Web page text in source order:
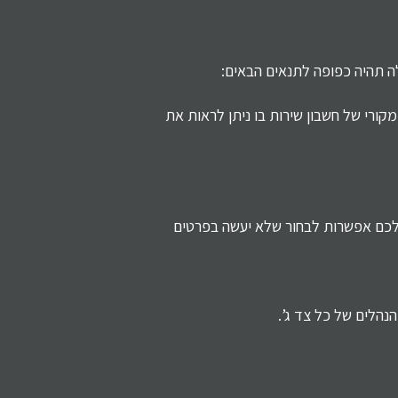
תהיה כפופה לתנאים הבאים:
של חשבון שירות בו ניתן לראות את
אפשרות לבחור שלא יעשה בפרטים
של כל צד ג’.